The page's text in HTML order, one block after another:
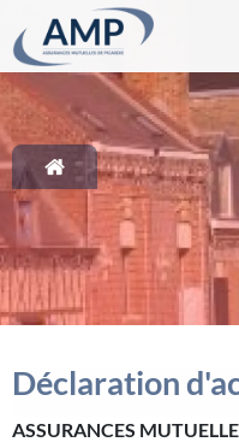
1-
Contenu principal
2-Menu principal
3-Pied de page
4-Recherche
Déclaration
ASSURANCES